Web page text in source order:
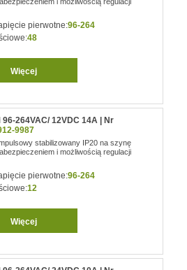
pierwotne:96-264
48
Więcej
96-264VAC/ 12VDC 14A | Nr
9987
stabilizowany IP20 na szynę
i możliwością regulacji
pierwotne:96-264
12
Więcej